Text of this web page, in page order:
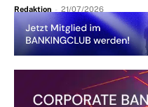
Redaktion - 21/07/2026